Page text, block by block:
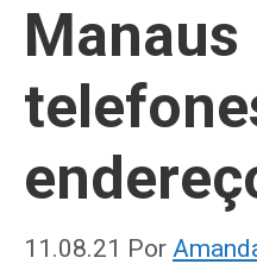
Manaus
11.08.21 Por